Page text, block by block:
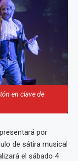
en clave de
por
de sátira musical
el sábado 4